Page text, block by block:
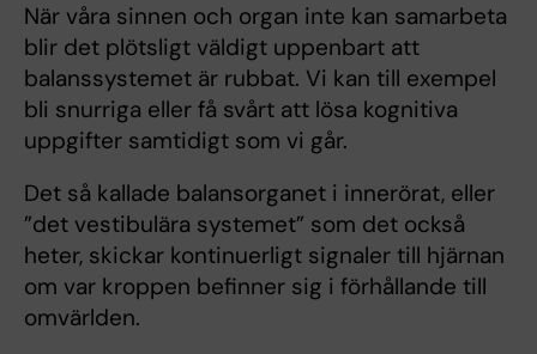
När våra sinnen och organ inte kan samarbeta
blir det plötsligt väldigt uppenbart att
balanssystemet är rubbat. Vi kan till exempel
bli snurriga eller få svårt att lösa kognitiva
uppgifter samtidigt som vi går.
Det så kallade balansorganet i innerörat, eller
”det vestibulära systemet” som det också
heter, skickar kontinuerligt signaler till hjärnan
om var kroppen befinner sig i förhållande till
omvärlden.